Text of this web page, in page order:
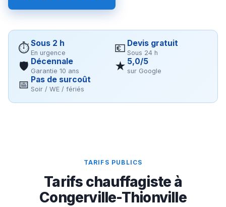
⏱Sous 2 h
En urgence 💶 Devis gratuit
Sous 24 h
🛡 Décennale
Garantie 10 ans ★ 5,0/5
sur Google
📅 Pas de surcoût
Soir / WE / fériés
TARIFS PUBLICS
Tarifs chauffagiste à
Congerville-Thionville